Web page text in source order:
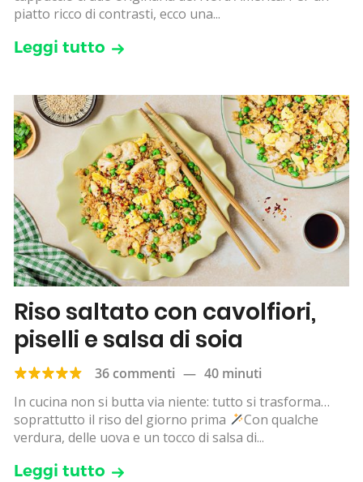
piatto ricco di contrasti, ecco una...
Leggi tutto
Riso saltato con cavolfiori,
piselli e salsa di soia
36 commenti — 40 minuti
In cucina non si butta via niente: tutto si trasforma…
soprattutto il riso del giorno prima
Con qualche
verdura, delle uova e un tocco di salsa di...
Leggi tutto